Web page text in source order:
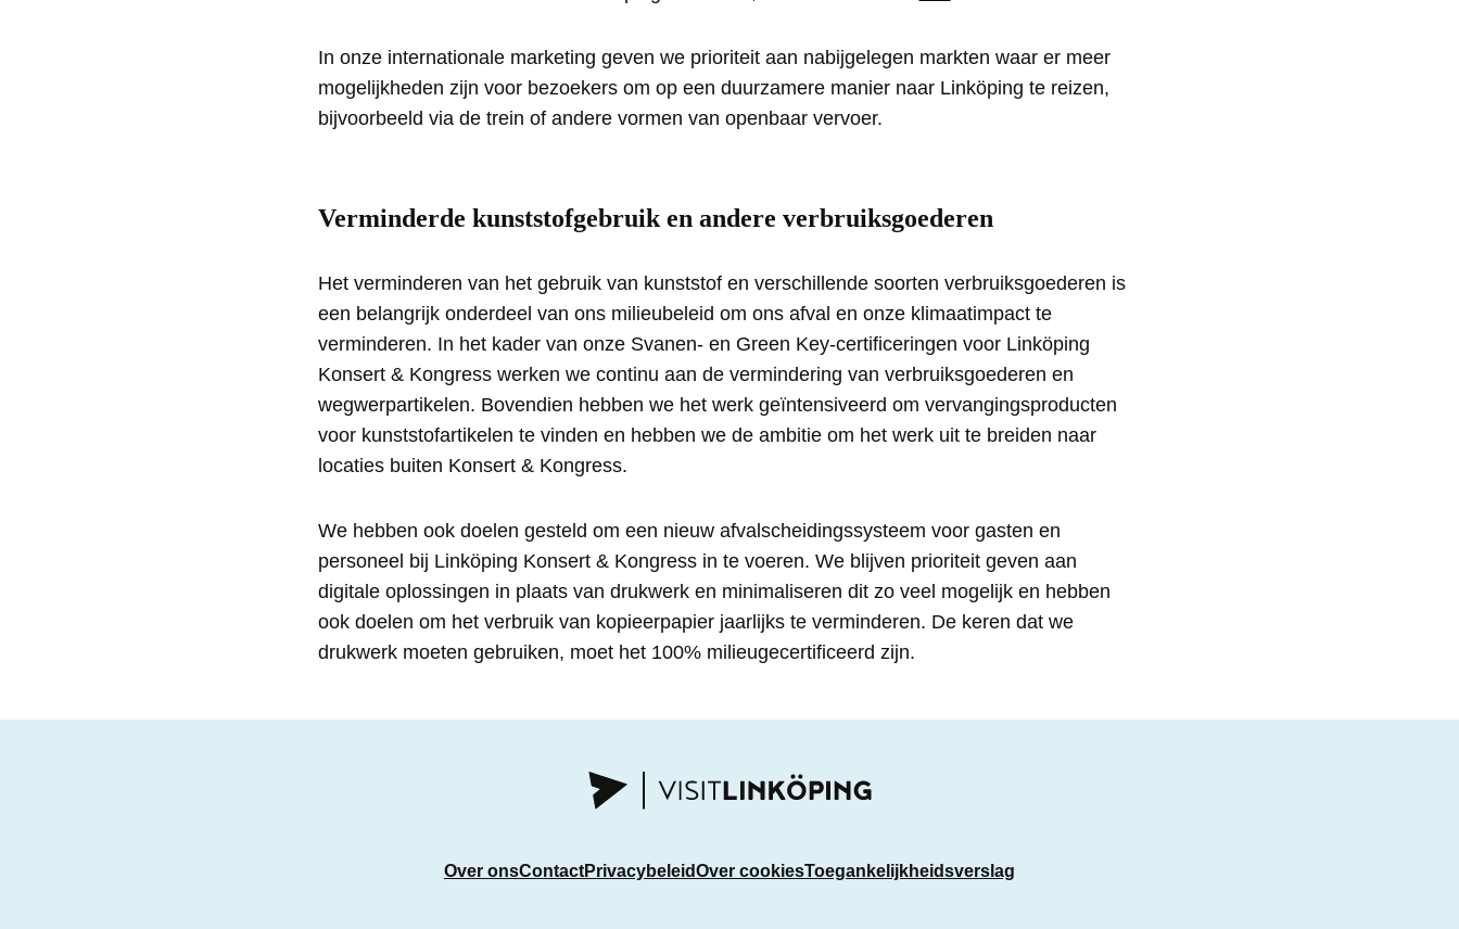
In onze internationale marketing geven we prioriteit aan nabijgelegen markten waar er meer
mogelijkheden zijn voor bezoekers om op een duurzamere manier naar Linköping te reizen,
bijvoorbeeld via de trein of andere vormen van openbaar vervoer.
Verminderde kunststofgebruik en andere verbruiksgoederen
Het verminderen van het gebruik van kunststof en verschillende soorten verbruiksgoederen is
een belangrijk onderdeel van ons milieubeleid om ons afval en onze klimaatimpact te
verminderen. In het kader van onze Svanen- en Green Key-certificeringen voor Linköping
Konsert & Kongress werken we continu aan de vermindering van verbruiksgoederen en
wegwerpartikelen. Bovendien hebben we het werk geïntensiveerd om vervangingsproducten
voor kunststofartikelen te vinden en hebben we de ambitie om het werk uit te breiden naar
locaties buiten Konsert & Kongress.
We hebben ook doelen gesteld om een nieuw afvalscheidingssysteem voor gasten en
personeel bij Linköping Konsert & Kongress in te voeren. We blijven prioriteit geven aan
digitale oplossingen in plaats van drukwerk en minimaliseren dit zo veel mogelijk en hebben
ook doelen om het verbruik van kopieerpapier jaarlijks te verminderen. De keren dat we
drukwerk moeten gebruiken, moet het 100% milieugecertificeerd zijn.
Over onsContactPrivacybeleidOver cookiesToegankelijkheidsverslag